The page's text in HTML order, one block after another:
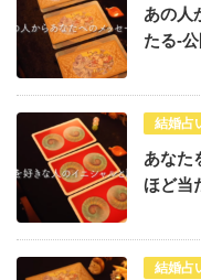
あの人
たる-
結婚占
あなた
ほど当
結婚占